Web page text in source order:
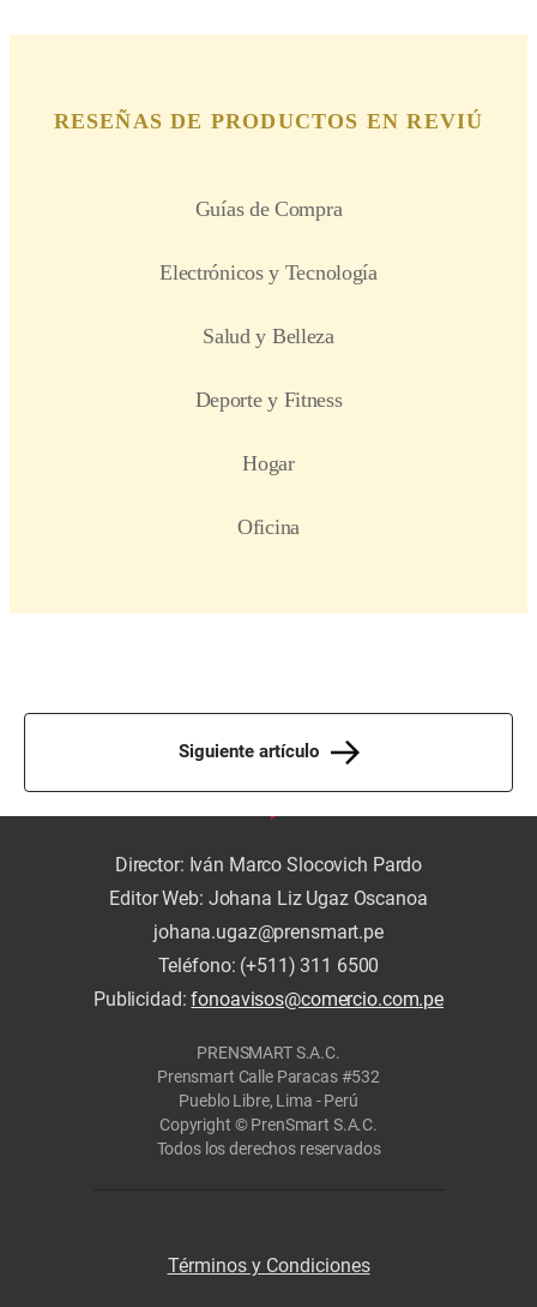
Siguiente artículo
Director: Iván Marco Slocovich Pardo
Editor Web: Johana Liz Ugaz Oscanoa
johana.ugaz@prensmart.pe
Teléfono: (+511) 311 6500
Publicidad:fonoavisos@comercio.com.pe
PRENSMART S.A.C.
Prensmart Calle Paracas #532
Pueblo Libre, Lima - Perú
Copyright © PrenSmart S.A.C.
Todos los derechos reservados
Términos y Condiciones